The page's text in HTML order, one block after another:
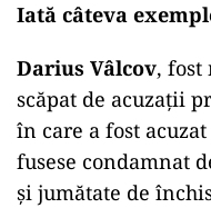
Iată câteva
Darius Vâlcov,
scăpat de acuzații
în care a fost
fusese condamnat
și jumătate de